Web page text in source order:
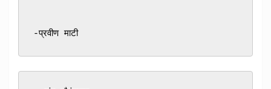
-प्रवीण माटी